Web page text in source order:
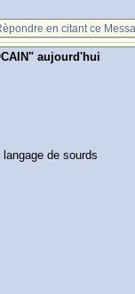
en citant ce
aujourd'hui
de sourds